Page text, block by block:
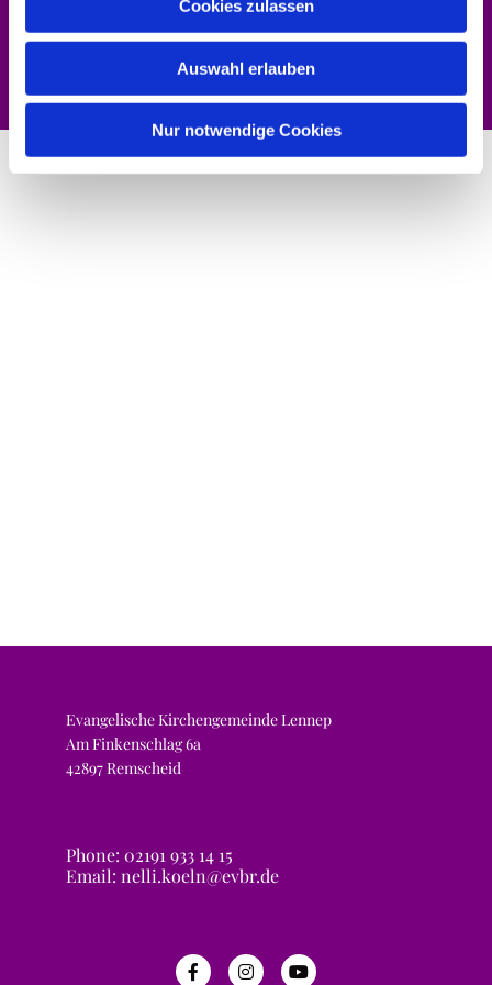
Cookies zulassen
Auswahl erlauben
Nur notwendige Cookies
Dies könnte Sie auch interessieren
Evangelische Kirchengemeinde Lennep
Am Finkenschlag 6a
42897 Remscheid
Phone: 02191 933 14 15
Email: nelli.koeln@evbr.de